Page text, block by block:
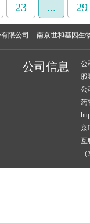
23 ... 29
限公司 南京世和基因生
公司信息
公
股
公
药
京
互